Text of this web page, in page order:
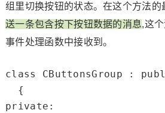
组里切换按钮的状态。在这个方法的
送一条包含按下按钮数据的消息,这
事件处理函数中接收到。
class CButtonsGroup :
private :